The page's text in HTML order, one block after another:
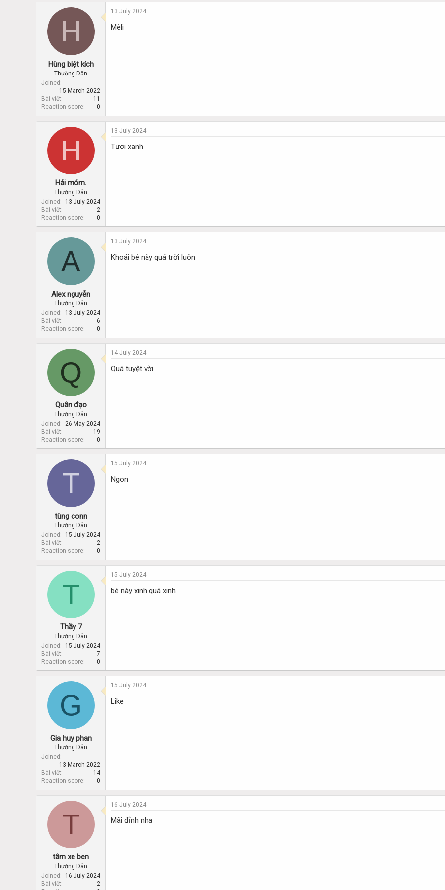
e
H
Hùng biệt kích
Thường Dân
Joined
15 March 2022
Bài viết
11
Reaction score
0
13 July 2024
Mêli
H
Hải móm.
Thường Dân
Joined
13 July 2024
Bài viết
2
Reaction score
0
13 July 2024
Tươi xanh
A
Alex nguyễn
Thường Dân
Joined
13 July 2024
Bài viết
6
Reaction score
0
13 July 2024
Khoái bé này quá trời luôn
Q
Quân đạo
Thường Dân
Joined
26 May 2024
Bài viết
19
Reaction score
0
14 July 2024
Quá tuyệt vời
T
tùng conn
Thường Dân
Joined
15 July 2024
Bài viết
2
Reaction score
0
15 July 2024
Ngon
T
Thầy 7
Thường Dân
Joined
15 July 2024
Bài viết
7
Reaction score
0
15 July 2024
bé này xinh quá xinh
G
Gia huy phan
Thường Dân
Joined
13 March 2022
Bài viết
14
Reaction score
0
15 July 2024
Like
T
tâm xe ben
Thường Dân
Joined
16 July 2024
Bài viết
2
16 July 2024
Mãi đỉnh nha